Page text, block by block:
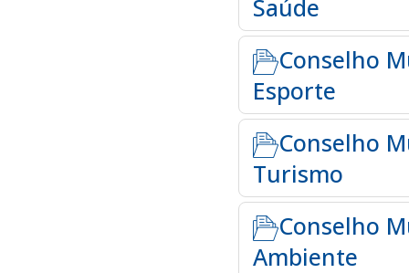
Saúde
Conselho
Esporte
Conselho
Turismo
Conselho
Ambiente